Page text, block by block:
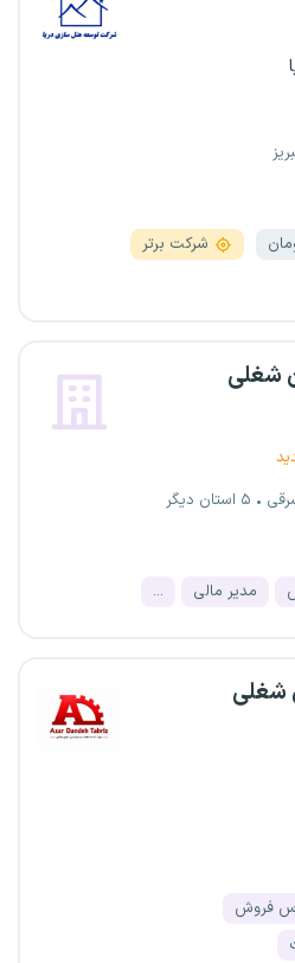
شرکت برتر
۵ استان دیگر
مدیر مالی ...
فروش